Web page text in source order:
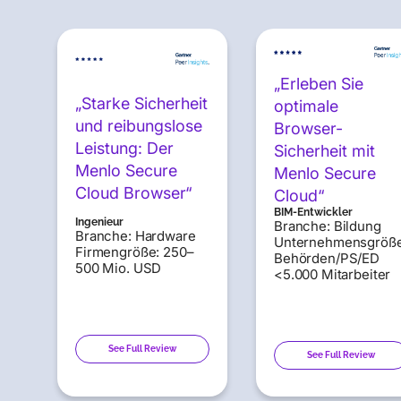
„Starke Sicherheit
und reibungslose
Leistung: Der
Menlo Secure
Cloud Browser“
Ingenieur
Branche: Hardware
Firmengröße: 250–
500 Mio. USD
See Full Review
„Erleben Sie
optimale
Browser-
Sicherheit mit
Menlo Secure
Cloud“
BIM-Entwickler
Branche: Bildung
Behörden/PS/ED
<5.000 Mitarbeiter
See Full Review